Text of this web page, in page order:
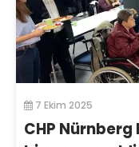
7 Ekim 2025
CHP